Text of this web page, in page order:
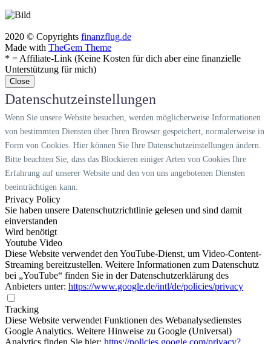
2020 © Copyrights finanzflug.de
Made with TheGem Theme
* = Affiliate-Link (Keine Kosten für dich aber eine finanzielle
Unterstützung für mich)
Close
Datenschutzeinstellungen
Wenn Sie unsere Website besuchen, werden möglicherweise Informationen
von bestimmten Diensten über Ihren Browser gespeichert, normalerweise in
Form von Cookies. Hier können Sie Ihre Datenschutzeinstellungen ändern.
Bitte beachten Sie, dass das Blockieren einiger Arten von Cookies Ihre
Erfahrung auf unserer Website und den von uns angebotenen Diensten
beeinträchtigen kann.
Privacy Policy
Sie haben unsere Datenschutzrichtlinie gelesen und sind damit
einverstanden
Wird benötigt
Youtube Video
Diese Website verwendet den YouTube-Dienst, um Video-Content-
Streaming bereitzustellen. Weitere Informationen zum Datenschutz
bei „YouTube“ finden Sie in der Datenschutzerklärung des
Anbieters unter: https://www.google.de/intl/de/policies/privacy
Tracking
Diese Website verwendet Funktionen des Webanalysedienstes
Google Analytics. Weitere Hinweise zu Google (Universal)
Analytics finden Sie hier: https://policies.google.com/privacy?